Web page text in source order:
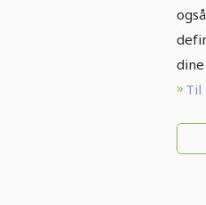
Til